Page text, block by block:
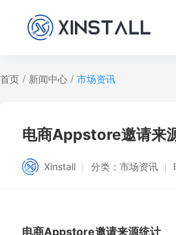
首页 / 新闻中心 / 市场资讯
电商Appstore邀请来
Xinstall 分类： 市场资讯
电商Appstore邀请来源统计